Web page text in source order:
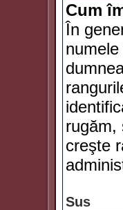
Cum
În
rugăm,
creşte
Sus